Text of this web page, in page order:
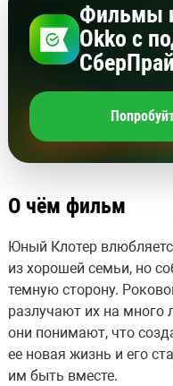
Фильмы
Okko с
О чём фильм
Юный Клотер
из хорошей семьи, но
темную сторону.
разлучают их на много
они понимают, что
ее новая жизнь и его
им быть вместе.